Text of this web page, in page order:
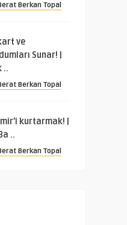
Berkan Topal
ve
Sunar! |
..
Berkan Topal
kurtarmak! |
..
Berkan Topal